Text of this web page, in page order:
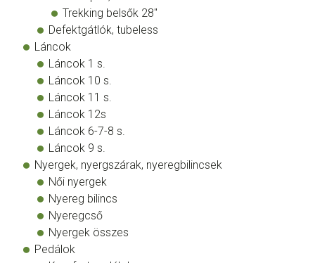
Trekking belsők 28"
Defektgátlók, tubeless
Láncok
Láncok 1 s.
Láncok 10 s.
Láncok 11 s.
Láncok 12s
Láncok 6-7-8 s.
Láncok 9 s.
Nyergek, nyergszárak, nyeregbilincsek
Női nyergek
Nyereg bilincs
Nyeregcső
Nyergek összes
Pedálok